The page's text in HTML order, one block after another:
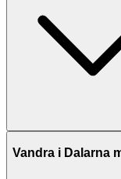
Vandra i Dalarna